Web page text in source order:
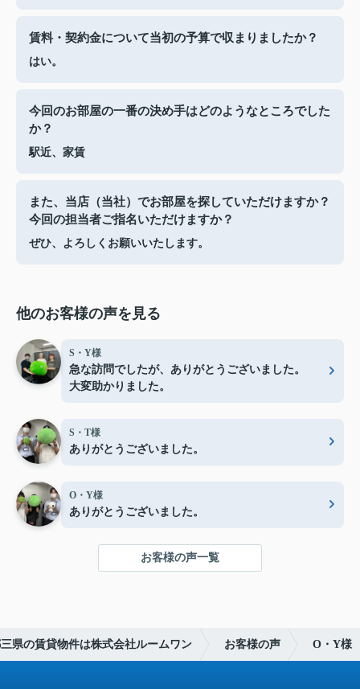
賃料・契約金について当初の予算で収まりましたか？
はい。
今回のお部屋の一番の決め手はどのようなところでした
か？
駅近、家賃
また、当店（当社）でお部屋を探していただけますか？
今回の担当者ご指名いただけますか？
ぜひ、よろしくお願いいたします。
他のお客様の声を見る
S・Y様
急な訪問でしたが、ありがとうございました。
大変助かりました。
S・T様
ありがとうございました。
O・Y様
ありがとうございました。
お客様の声一覧
県の賃貸物件は株式会社ルームワン お客様の声 O・Y様